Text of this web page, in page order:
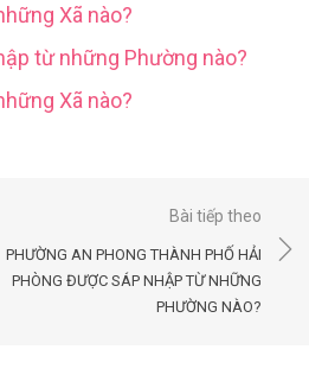
Xã nào?
từ những Phường nào?
Xã nào?
Bài tiếp theo
PHƯỜNG AN PHONG THÀNH PHỐ HẢI
PHÒNG ĐƯỢC SÁP NHẬP TỪ NHỮNG
PHƯỜNG NÀO?